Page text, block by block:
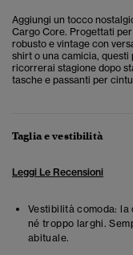
Aggiungi un tocco
Cargo Core. Progettati
robusto e vintage con
shirt o una camicia, questi
ricorrerai stagione dopo
tasche e passanti per
Taglia e vestibilità
Leggi Le Recensioni
Vestibilità comoda: la
né troppo larghi.
abituale.